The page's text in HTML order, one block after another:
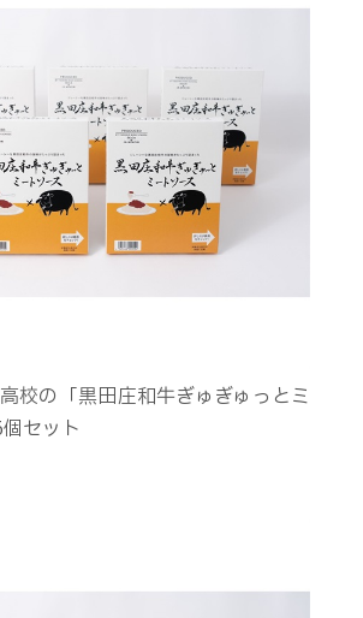
校の「黒田庄和牛ぎゅぎゅっとミ
セット